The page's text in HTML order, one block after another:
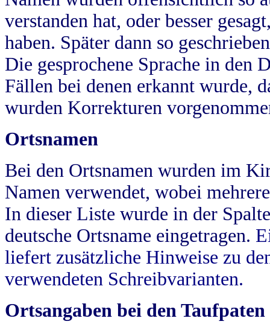
verstanden hat, oder besser
haben. Später dann so
Die gesprochene Sprache in
Fällen bei denen erkannt wurde,
wurden Korrekturen
Ortsnamen
Bei den Ortsnamen wurden im
Namen verwendet, wobei
In dieser Liste wurde in der
deutsche Ortsname eingetragen.
liefert zusätzliche Hinweise zu
verwendeten Schreibvarianten.
Ortsangaben bei den Taufpaten